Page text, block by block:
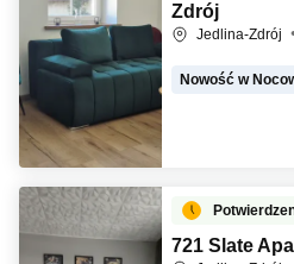
Zdrój
Jedlina-Zdrój
Nowość w
721 Slate